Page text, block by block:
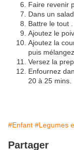
Faire revenir
Dans un
Battre le tout .
Ajoutez le
Ajoutez la
puis mélangez .
Versez la
Enfournez
20 à 25 mins.
#Enfant #Legumes
Partager